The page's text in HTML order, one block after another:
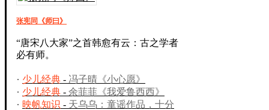
张宪同《师曰》
“唐宋八大家”之首韩愈有云：古之学者
必有师。
少儿经典 - 冯子晴《小心愿》
少儿经典 - 余菲菲《我爱鲁西西》
映帆知识 - 天乌乌：童谣作品，十分